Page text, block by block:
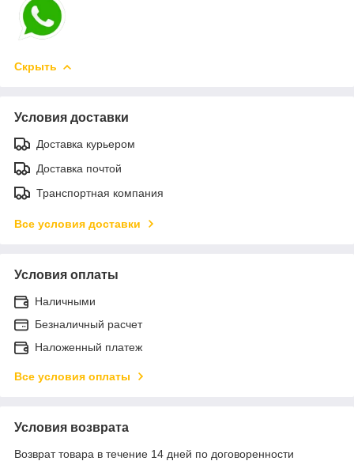
Скрыть
Условия доставки
Доставка курьером
Доставка почтой
Транспортная компания
Все условия доставки
Условия оплаты
Наличными
Безналичный расчет
Наложенный платеж
Все условия оплаты
Условия возврата
Возврат товара в течение 14 дней по договоренности